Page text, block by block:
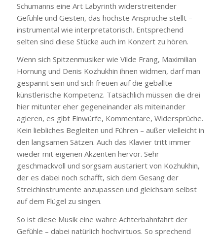
Schumanns eine Art Labyrinth widerstreitender
Gefühle und Gesten, das höchste Ansprüche stellt –
instrumental wie interpretatorisch. Entsprechend
selten sind diese Stücke auch im Konzert zu hören.
Wenn sich Spitzenmusiker wie Vilde Frang, Maximilian
Hornung und Denis Kozhukhin ihnen widmen, darf man
gespannt sein und sich freuen auf die geballte
künstlerische Kompetenz. Tatsächlich müssen die drei
hier mitunter eher gegeneinander als miteinander
agieren, es gibt Einwürfe, Kommentare, Widersprüche.
Kein liebliches Begleiten und Führen – außer vielleicht in
den langsamen Sätzen. Auch das Klavier tritt immer
wieder mit eigenen Akzenten hervor. Sehr
geschmackvoll und sorgsam austariert von Kozhukhin,
der es dabei noch schafft, sich dem Gesang der
Streichinstrumente anzupassen und gleichsam selbst
auf dem Flügel zu singen.
So ist diese Musik eine wahre Achterbahnfahrt der
Gefühle – dabei natürlich hochvirtuos. So sprechend